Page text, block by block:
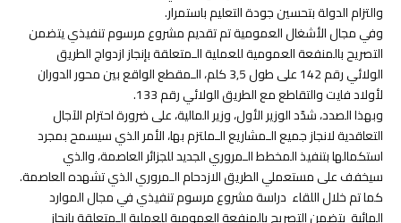
والتزام الدولة بتحسين جودة التعليم باستمرار.
وفي مجال الأشغال العمومية تم تقديم مشروع مرسوم تنفيذي يتضمن
التصريح بالمنفعة العمومية للعملية الـمتعلقة بإنجاز ازدواج الطريق
الولائي رقم 142 على طول 3,5 كلم، الـمقطع الواقع بين محور الدوران
لأولاد فايت والتقاطع مع الطريق الولائي رقم 133.
وبهذا الصدد، شدّد الوزير الأول، وزير المالية، على ضرورة احترام الآجال
التعاقدية لانجاز جميع الـمشاريع الـملتزم بها، الأمر الذي سيسمح بمجرد
استكمالها بتنفيذ المخطط الـمروري الجديد للجزائر العاصمة، والذي
سيخفف على مستعملي الطريق الازدحام الـمروري الذي تشهده العاصمة.
كما تم خلال اللقاء دراسة مشروع مرسوم تنفيذي في مجال الموارد
المائية يتضمن التصريح بالمنفعة العمومية للعملية الـمتعلقة بإنجاز